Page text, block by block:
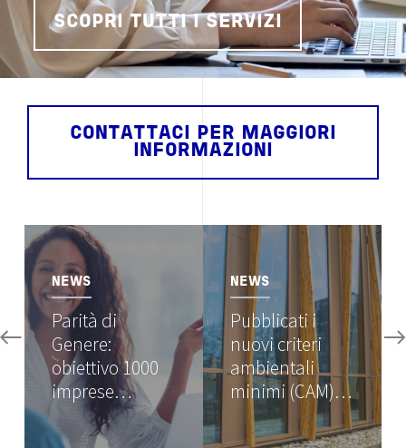
SCOPRI TUTTI I SERVIZI
CONTATTACI PER MAGGIORI
INFORMAZIONI
Image
NEWS
Parità di
Genere:
obiettivo 1000
imprese…
Image
NEWS
Pubblicati i
nuovi criteri
ambientali
minimi (CAM)…